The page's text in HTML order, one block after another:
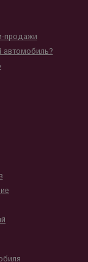
продажи
автомобиль?